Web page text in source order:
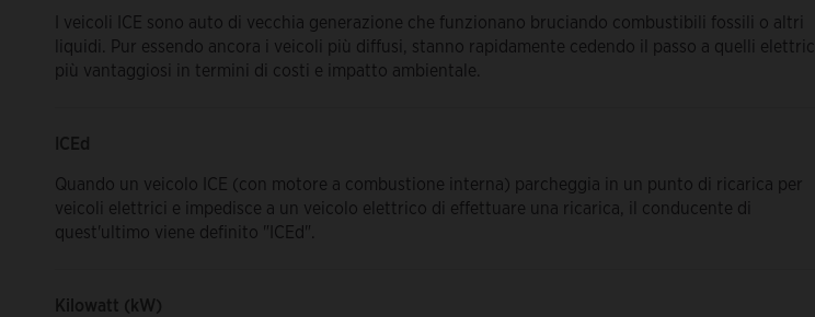
I veicoli ICE sono auto di vecchia generazione che funzionano bruciando combustibili fossili o altri
liquidi. Pur essendo ancora i veicoli più diffusi, stanno rapidamente cedendo il passo a quelli elettrici,
più vantaggiosi in termini di costi e impatto ambientale.
ICEd
Quando un veicolo ICE (con motore a combustione interna) parcheggia in un punto di ricarica per
veicoli elettrici e impedisce a un veicolo elettrico di effettuare una ricarica, il conducente di
quest'ultimo viene definito "ICEd".
Kilowatt (kW)